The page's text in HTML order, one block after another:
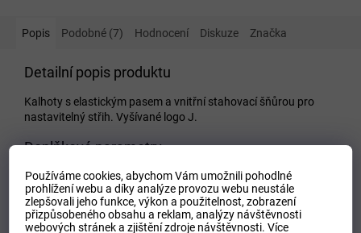
Používáme cookies, abychom Vám umožnili pohodlné
prohlížení webu a díky analýze provozu webu neustále
zlepšovali jeho funkce, výkon a použitelnost,zobrazení
přizpůsobeného obsahu a reklam, analýzy návštěvnosti
webových stránek a zjištění zdroje návštěvnosti.Více
Popis Podobné (7) Hodnocení Diskuze Značka
Detailní popis produktu
Kalhoty s elastickým pasem a vnitřní stahovací šňůrou pro
nastavitelný střih. Vyšívané logo J.
Doplňkové parametry
Kategorie:
Dětské tepláky
EAN:
Zvolte variantu
Tipo Mdelo:
T